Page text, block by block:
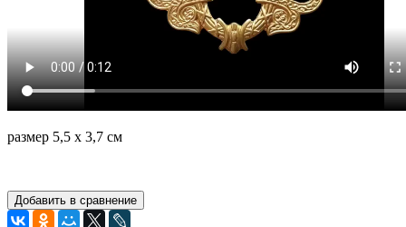
размер 5,5 х 3,7 см
Добавить в сравнение